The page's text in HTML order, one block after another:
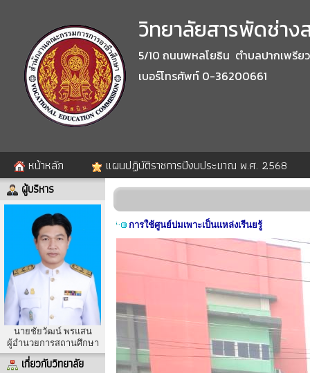
วิทยาลัยสารพัดช่าง
5/10 ถนนพหลโยธิน ตำบลปากเพรีย
เบอร์โทรศัพท์ 0-36200661
หน้าหลัก แผนปฏิบัติราชการปีงบประมาณ พ.ศ. 2568
ผู้บริหาร
นายชัยวัฒน์ พรแสน
ผู้อำนวยการสถานศึกษา
เกี่ยวกับวิทยาลัย
การใช้ศูนย์บ่มเพาะเป็นแหล่งเรีนยรู้